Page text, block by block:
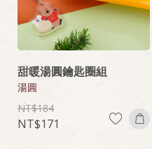
甜暖湯圓鑰匙圈組
湯圓
184
171